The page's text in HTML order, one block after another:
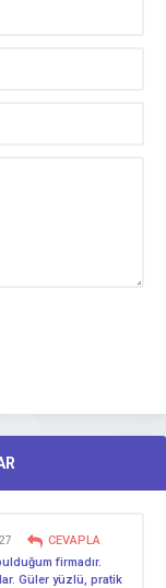
CEVAPLA
firmadır.
Güler yüzlü, pratik